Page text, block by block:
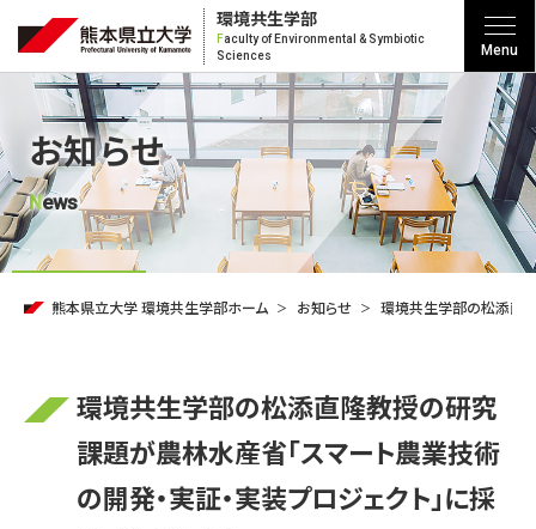
環境共生学部
Faculty of Environmental & Symbiotic
Sciences
Menu
お知らせ
news
熊本県立大学 環境共生学部ホーム お知らせ 環境共生学部の松添直隆
環境共生学部の松添直隆教授の研究
課題が農林水産省「スマート農業技術
の開発・実証・実装プロジェクト」に採